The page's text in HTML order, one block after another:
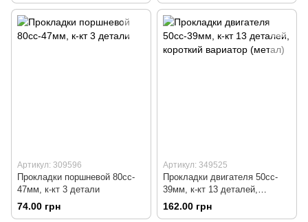
Артикул: 309596
Прокладки поршневой 80cc-
47мм, к-кт 3 детали
74.00 грн
Артикул: 349525
Прокладки двигателя 50cc-
39мм, к-кт 13 деталей,
короткий вариатор (метал)
162.00 грн